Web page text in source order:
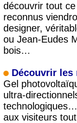
découvrir tout
reconnus
designer,
ou Jean-Eudes
bois…
Découvrir les
Gel
ultra-
aux visiteurs